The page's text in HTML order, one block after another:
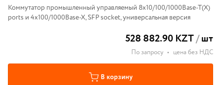
Коммутатор промышленный управляемый 8x10/100/1000Base-T(X)
ports и 4x100/1000Base-X, SFP socket, универсальная версия
528 882.90 KZT/шт
По запросу • цена без НДС
В корзину